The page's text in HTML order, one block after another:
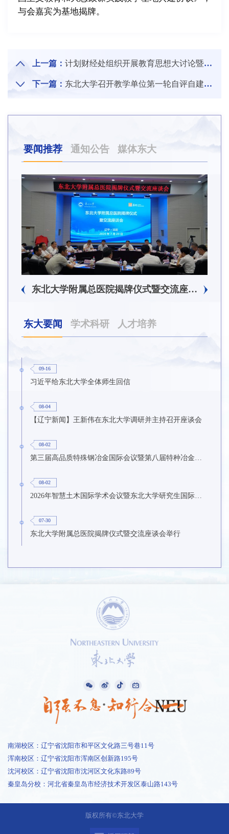
与会嘉宾为基地揭牌。
上一篇： 计划财经处组织开展教育思想大讨论暨教学经费投入和绩效评价工作专题研讨和调研
下一篇： 东北大学召开教学单位第一轮自评自建核查工作启动会
要闻推荐 通知公告 媒体东大
东北大学附属总医院揭牌仪式暨交流座谈会举行
东大要闻 学术科研 人才培养
09-16
习近平给东北大学全体师生回信
08-04
【辽宁新闻】王新伟在东北大学调研并主持召开座谈会
08-02
08-02
2026年智慧土木国际学术会议暨东北大学研究生国际暑期学校第九期在东北大学召开
07-30
东北大学附属总医院揭牌仪式暨交流座谈会举行
南湖校区：辽宁省沈阳市和平区文化路三号巷11号
浑南校区：辽宁省沈阳市浑南区创新路195号
沈河校区：辽宁省沈阳市沈河区文化东路89号
秦皇岛分校：河北省秦皇岛市经济技术开发区泰山路143号
版权所有©东北大学